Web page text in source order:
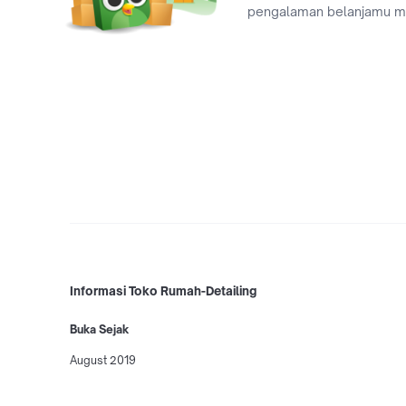
pengalaman belanjamu
Informasi Toko Rumah-Detailing
Buka Sejak
August 2019